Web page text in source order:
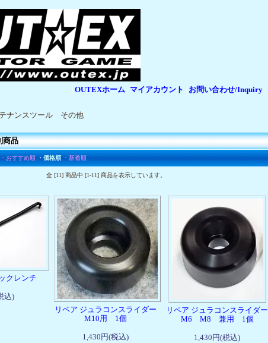
OUTEXホーム マイアカウント お問い合わせ/Inquiry
ナンスツール その他
商品
・おすすめ順 ・価格順 ・新着順
全 [11] 商品中 [1-11] 商品を表示しています。
クレンチ
込)
リペア ジュラコンスライダー
M10用 1個
1,430円(税込)
リペア ジュラコンスライダー
M6 M8 兼用 1個
1,430円(税込)